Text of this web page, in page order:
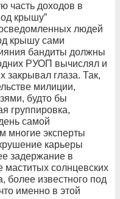
часть доходов в
крышу”
людей
крышу сами
бандиты должны
РУОП вычислял и
закрывал глаза. Так,
милиции,
будто бы
группировка,
самой
многие эксперты
карьеры
задержание в
маститых солнцевских
более известного под
именно в этой